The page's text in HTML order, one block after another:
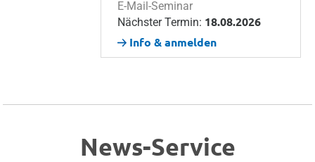
E-Mail-Seminar
Nächster Termin: 18.08.2026
Info & anmelden
News-Service